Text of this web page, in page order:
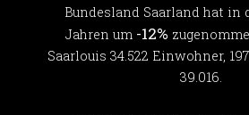
Bundesland Saarland hat in
Jahren um -12%
Saarlouis 34.522 Einwohner,
39.016.